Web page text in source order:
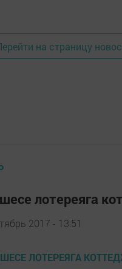
на страницу
лотереяга
2017 - 13:51